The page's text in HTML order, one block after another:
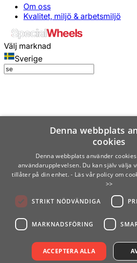
Om oss
Kvalitet, miljö & arbetsmiljö
Välj marknad
Sverige
Denna webbplats
cookies
Denna webbplats använder
användarupplevelsen. Du kan själv välja
tillåter på din enhet. - Läs vår policy om
>>
STRIKT NÖDVÄNDIGA
MARKNADSFÖRING
ACCEPTERA ALLA